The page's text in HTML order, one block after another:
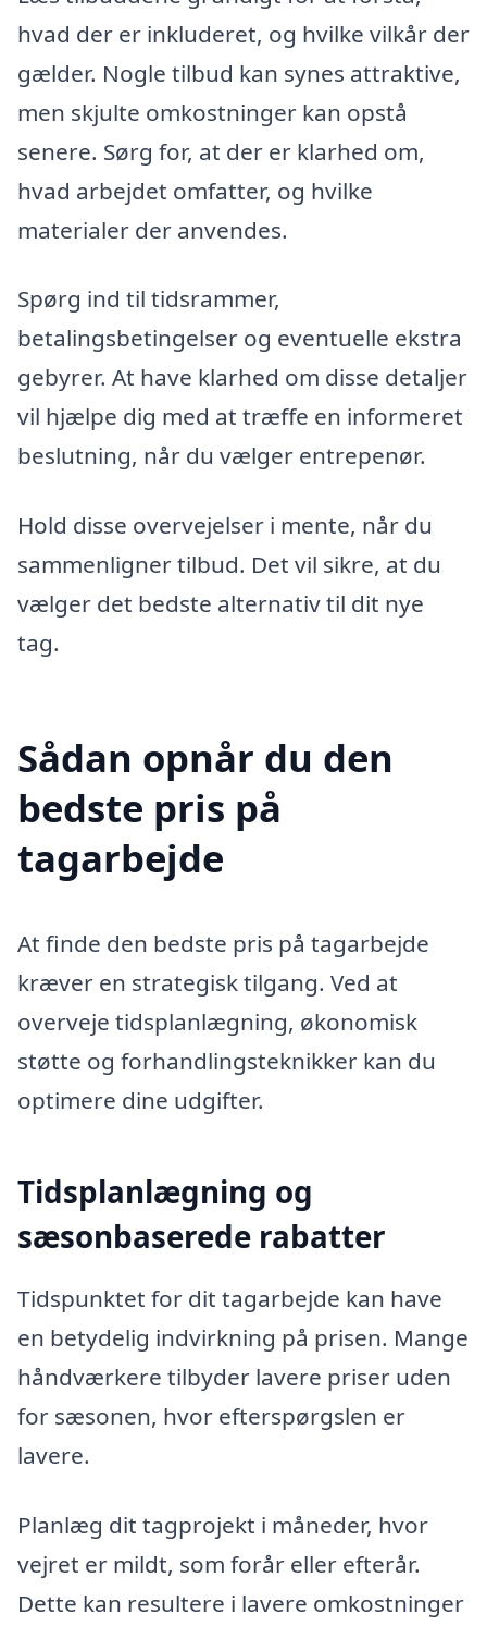
hvad der er inkluderet, og hvilke vilkår der
gælder. Nogle tilbud kan synes attraktive,
men skjulte omkostninger kan opstå
senere. Sørg for, at der er klarhed om,
hvad arbejdet omfatter, og hvilke
materialer der anvendes.
Spørg ind til tidsrammer,
betalingsbetingelser og eventuelle ekstra
gebyrer. At have klarhed om disse detaljer
vil hjælpe dig med at træffe en informeret
beslutning, når du vælger entrepenør.
Hold disse overvejelser i mente, når du
sammenligner tilbud. Det vil sikre, at du
vælger det bedste alternativ til dit nye
tag.
Sådan opnår du den
bedste pris på
tagarbejde
At finde den bedste pris på tagarbejde
kræver en strategisk tilgang. Ved at
overveje tidsplanlægning, økonomisk
støtte og forhandlingsteknikker kan du
optimere dine udgifter.
Tidsplanlægning og
sæsonbaserede rabatter
Tidspunktet for dit tagarbejde kan have
en betydelig indvirkning på prisen. Mange
håndværkere tilbyder lavere priser uden
for sæsonen, hvor efterspørgslen er
lavere.
Planlæg dit tagprojekt i måneder, hvor
vejret er mildt, som forår eller efterår.
Dette kan resultere i lavere omkostninger